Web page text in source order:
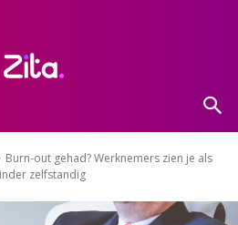
Burn-out gehad? Werknemers zien je als
zelfstandig